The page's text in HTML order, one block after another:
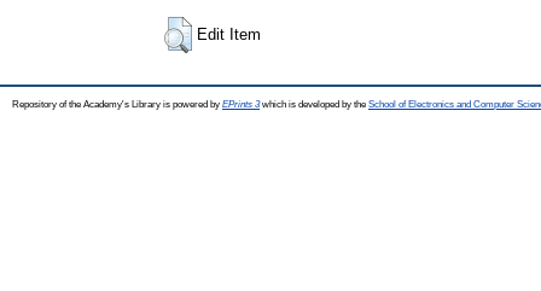
Edit Item
Repository of the Academy's Library is powered by EPrints 3which is developed by the School of Electronics and Computer